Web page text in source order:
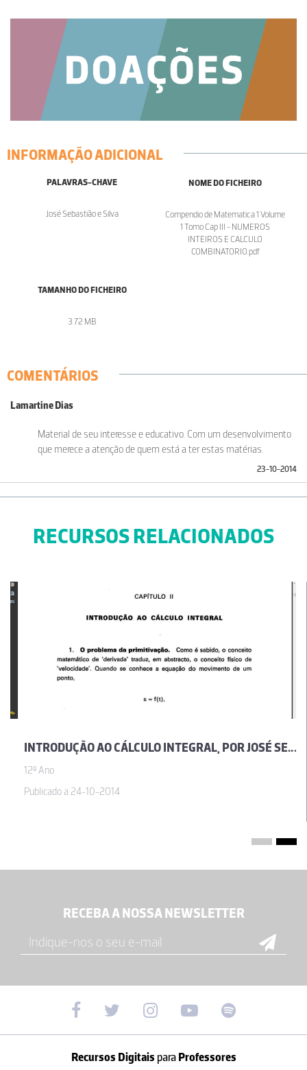
INFORMAÇÃO ADICIONAL
PALAVRAS-CHAVE
José Sebastião e Silva
NOME DO FICHEIRO
Compendio de Matematica 1 Volume
1 Tomo Cap III - NUMEROS
INTEIROS E CALCULO
COMBINATORIO.pdf
TAMANHO DO FICHEIRO
3.72 MB
COMENTÁRIOS
Lamartine Dias
Material de seu interesse e educativo. Com um desenvolvimento
que merece a atenção de quem está a ter estas matérias.
23-10-2014
RECURSOS RELACIONADOS
INTRODUÇÃO AO CÁLCULO INTEGRAL, POR JOSÉ SEBASTIÃO E SILVA
12º Ano
Publicado a 24-10-2014
RECEBA A NOSSA NEWSLETTER
Recursos Digitais paraProfessores